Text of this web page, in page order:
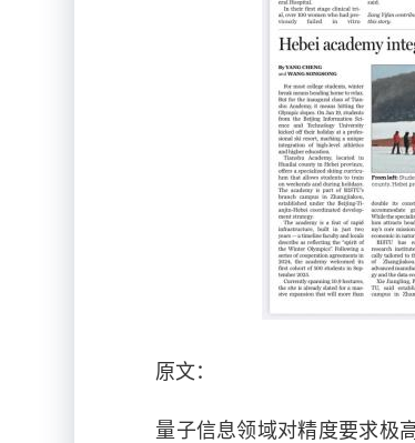
原文：
量子信息领域对精度要求极